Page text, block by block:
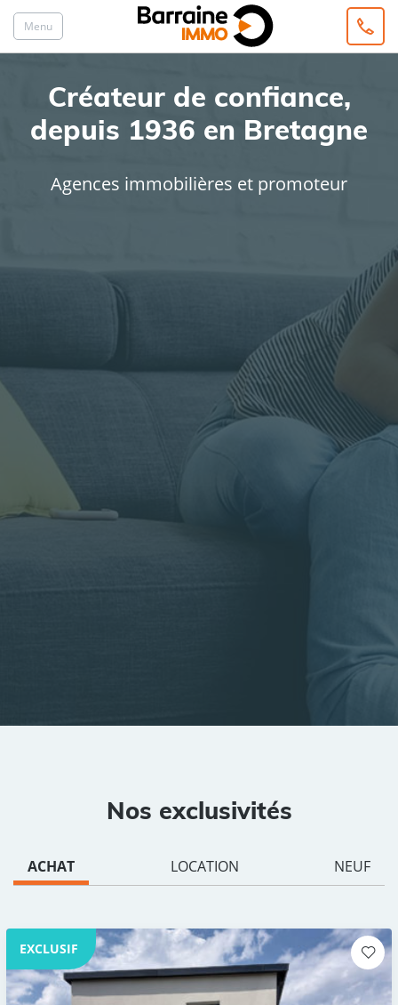
Menu
Créateur de confiance,
depuis 1936 en Bretagne
Agences immobilières et promoteur
Rayon
Nos exclusivités
ACHAT LOCATION NEUF
EXCLUSIF